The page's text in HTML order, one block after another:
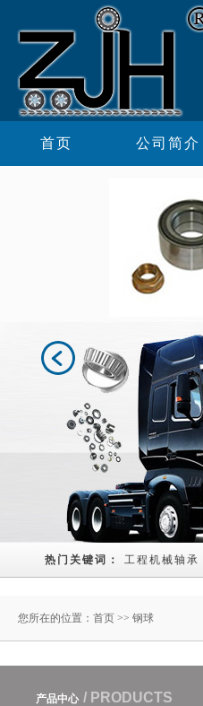
首页 公司简介
热门关键词： 工程机械轴承
您所在的位置： 首页 >> 钢球
产品中心 / PRODUCTS